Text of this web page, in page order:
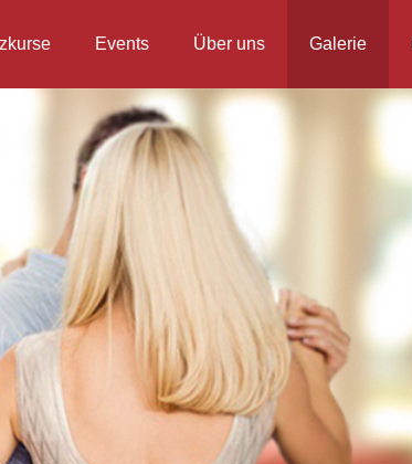
Events Über uns Galerie